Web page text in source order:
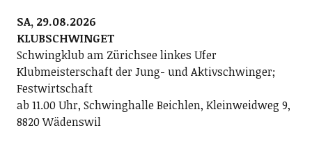
SA, 29.08.2026
KLUBSCHWINGET
Schwingklub am Zürichsee linkes Ufer
Klubmeisterschaft der Jung- und Aktivschwinger;
Festwirtschaft
ab 11.00 Uhr, Schwinghalle Beichlen, Kleinweidweg 9,
8820 Wädenswil